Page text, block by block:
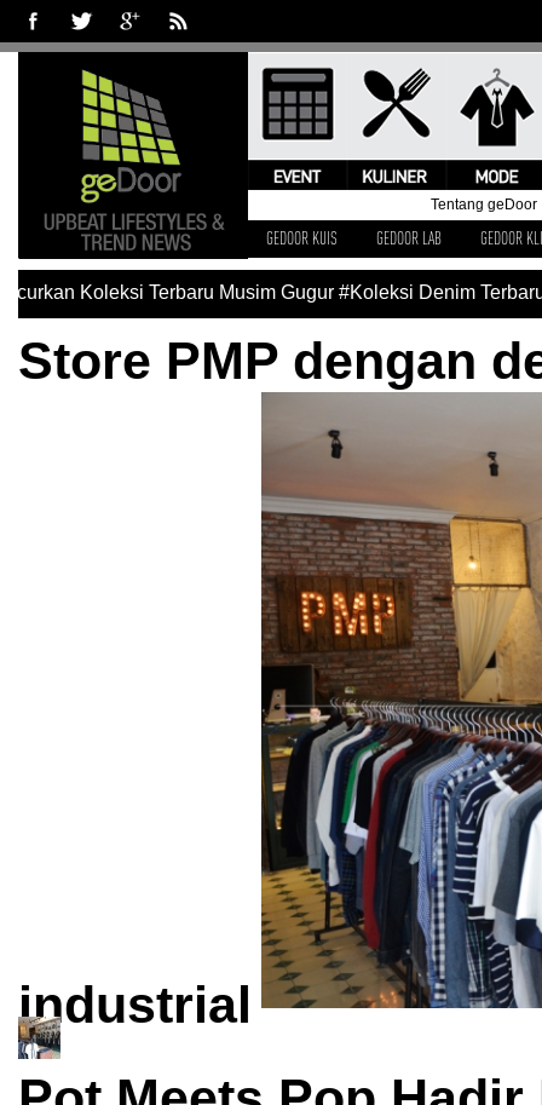
Tentang geDoor
GEDOOR KUIS GEDOOR LAB GEDOOR
Koleksi Terbaru Musim Gugur #Koleksi Denim Terbaru
Store PMP dengan
industrial